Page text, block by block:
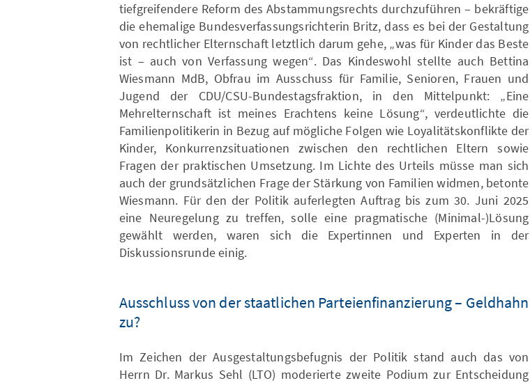
tiefgreifendere Reform des Abstammungsrechts durchzuführen – bekräftige
die ehemalige Bundesverfassungsrichterin Britz, dass es bei der Gestaltung
von rechtlicher Elternschaft letztlich darum gehe, „was für Kinder das Beste
ist – auch von Verfassung wegen“. Das Kindeswohl stellte auch Bettina
Wiesmann MdB, Obfrau im Ausschuss für Familie, Senioren, Frauen und
Jugend der CDU/CSU-Bundestagsfraktion, in den Mittelpunkt: „Eine
Mehrelternschaft ist meines Erachtens keine Lösung“, verdeutlichte die
Familienpolitikerin in Bezug auf mögliche Folgen wie Loyalitätskonflikte der
Kinder, Konkurrenzsituationen zwischen den rechtlichen Eltern sowie
Fragen der praktischen Umsetzung. Im Lichte des Urteils müsse man sich
auch der grundsätzlichen Frage der Stärkung von Familien widmen, betonte
Wiesmann. Für den der Politik auferlegten Auftrag bis zum 30. Juni 2025
eine Neuregelung zu treffen, solle eine pragmatische (Minimal-)Lösung
gewählt werden, waren sich die Expertinnen und Experten in der
Diskussionsrunde einig.
Ausschluss von der staatlichen Parteienfinanzierung – Geldhahn
zu?
Im Zeichen der Ausgestaltungsbefugnis der Politik stand auch das von
Herrn Dr. Markus Sehl (LTO) moderierte zweite Podium zur Entscheidung